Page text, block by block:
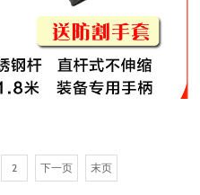
2 下一页 末页